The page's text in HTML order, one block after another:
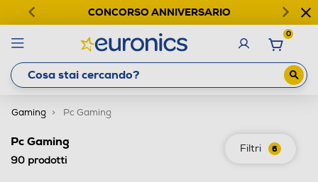
CONCORSO ANNIVERSARIO
0
Gaming Pc Gaming
Filtri 6
Pc Gaming
90 prodotti